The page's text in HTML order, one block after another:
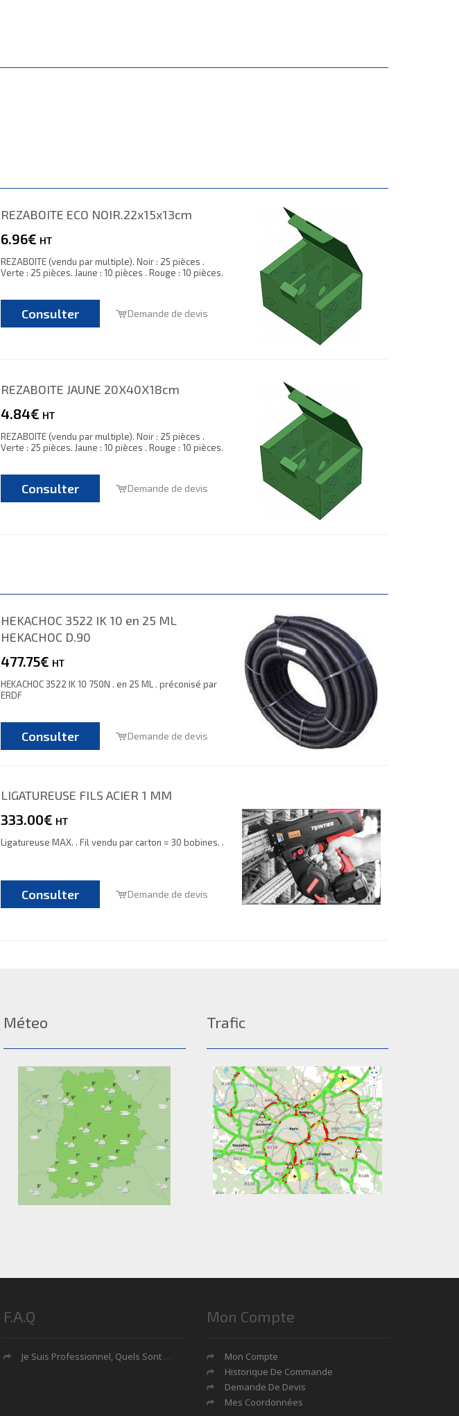
REZABOITE ECO NOIR.22x15x13cm
6.96€ HT
REZABOITE (vendu par multiple). Noir : 25 pièces .
Verte : 25 pièces. Jaune : 10 pièces . Rouge : 10 pièces.
Consulter Demande de devis
REZABOITE JAUNE 20X40X18cm
4.84€ HT
REZABOITE (vendu par multiple). Noir : 25 pièces .
Verte : 25 pièces. Jaune : 10 pièces . Rouge : 10 pièces.
Consulter Demande de devis
HEKACHOC 3522 IK 10 en 25 ML
HEKACHOC D.90
477.75€ HT
HEKACHOC 3522 IK 10 750N . en 25 ML . préconisé par
ERDF
Consulter Demande de devis
LIGATUREUSE FILS ACIER 1 MM
333.00€ HT
Ligatureuse MAX. . Fil vendu par carton = 30 bobines. .
Consulter Demande de devis
Méteo Trafic
F.A.Q
Je Suis Professionnel, Quels Sont Mes Avantages?
Mon Compte
Mon Compte
Historique De Commande
Demande De Devis
Mes Coordonnées